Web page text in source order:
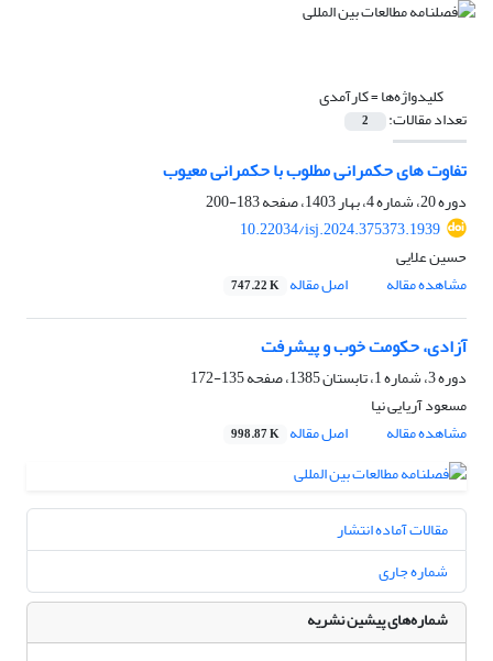
کلیدواژه‌ها =کارآمدی
تعداد مقالات: 2
تفاوت های حکمرانی مطلوب با حکمرانی معیوب
دوره 20، شماره 4، بهار 1403، صفحه
183-200
10.22034/isj.2024.375373.1939
حسین علایی
مشاهده مقاله
اصل مقاله 747.22 K
آزادی، حکومت خوب و پیشرفت
دوره 3، شماره 1، تابستان 1385، صفحه
135-172
مسعود آریایی نیا
مشاهده مقاله
اصل مقاله 998.87 K
مقالات آماده انتشار
شماره جاری
شماره‌های پیشین نشریه